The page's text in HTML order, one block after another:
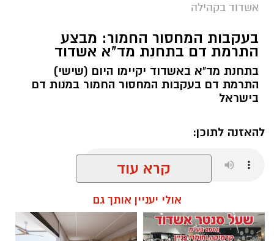
ב־6 באוקטובר 2026 ייפתח קורס NLP מאסטר,
הקורס יתקיים בשעות הבוקר ויאפשר למשתתפים
להמשיך ולהרחיב את היכרותם עם התחום.
אשדוד בקהילה
בעקבות המחסור החמור: מבצע
התרמת דם בתחנת מד"א אשדוד
בתחנת מד"א באשדוד יקיימו היום (שישי)
התרמת דם בעקבות המחסור החמור במנות דם
בישראל
להאזנה לתוכן:
קרא עוד
אולי יעניין אותך גם